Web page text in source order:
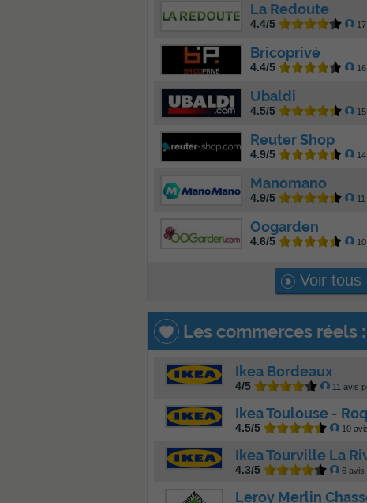
La Redoute
4.4/5
Bricoprivé
4.4/5
Ubaldi
4.5/5
Reuter Shop
4.9/5
Manomano
4.9/5
Oogarden
4.6/5
Voir tous
Les commerces réels :
Ikea Bordeaux
4/5 11 avis
Ikea Toulouse -
4.5/5 10
Ikea Tourville La
4.3/5 6 avis
Leroy Merlin